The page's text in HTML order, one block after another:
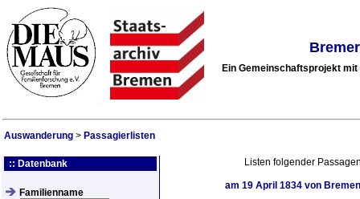
Ein Gemeinschaftsprojekt
Auswanderung > Passagierlisten
:: Datenbank
Familienname
Listen folgender
am 19 April 1834von